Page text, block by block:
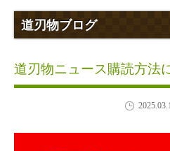
道刃物ブログ
道刃物ニュース購読方法